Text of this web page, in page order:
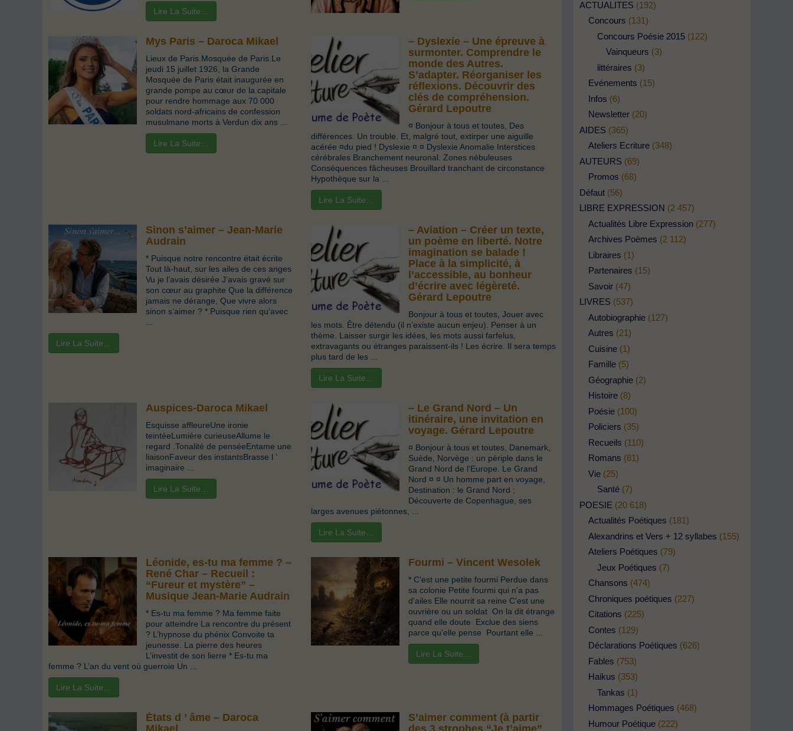
Lire La Suite…
Mys Paris – Daroca Mikael
Lieux de Paris.Mosquée de Paris.Le
jeudi 15 juillet 1926, la Grande
Mosquée de Paris était inaugurée en
grande pompe au cœur de la capitale
pour rendre hommage aux 70 000
soldats nord-africains de confession
musulmane morts à Verdun dix ans ...
Lire La Suite…
– Dyslexie – Une épreuve à
surmonter. Comprendre le
monde des Autres.
S’adapter. Réorganiser les
réflexions. Découvrir des
clés de compréhension.
Gérard Lepoutre
¤ Bonjour à tous et toutes, Des
différences. Un trouble. Et, malgré tout, extirper une aiguille
acérée ¤du pied ! Dyslexie ¤ ¤ Dyslexie Anomalie Interstices
cérébrales Branchement neuronal. Zones nébuleuses
Conséquences fâcheuses Brouillard tranchant de circonstance
Hypothèque sur la ...
Lire La Suite…
Sinon s’aimer – Jean-Marie
Audrain
* Puisque notre rencontre était écrite
Tout là-haut, sur les ailes de ces anges
Vu je l’avais désirée J’avais gravé sur
son cœur au graphite Que la différence
jamais ne dérange, Que vivre alors
sinon s’aimer ? * Puisque rien qu’avec
...
Lire La Suite…
– Aviation – Créer un texte,
un poème en liberté. Notre
imagination se balade !
Place à la simplicité, à
l’accessible, au bonheur
d’écrire avec légèreté.
Gérard Lepoutre
Bonjour à tous et toutes, Jouer avec
les mots. Être détendu (il n’existe aucun enjeu). Penser à un
thème. Laisser surgir les idées, les mots aussi farfelus,
extravagants ou étranges paraissent-ils ! Les écrire. Il sera temps
plus tard de les ...
Lire La Suite…
Auspices-Daroca Mikael
Esquisse affleureUne ironie
teintéeLumière curieuseAllume le
regard .Tonalité de penséeEntame une
liaisonFaveur des instantsBrasse l ’
imaginaire ...
Lire La Suite…
– Le Grand Nord – Un
itinéraire, une invitation en
voyage. Gérard Lepoutre
¤ Bonjour à tous et toutes, Danemark,
Suède, Norvège : un périple dans le
Grand Nord de l'Europe. Le Grand
Nord ¤ ¤ Un homme part en voyage,
Destination : le Grand Nord ;
Découverte de Copenhague, ses
larges avenues piétonnes, ...
Lire La Suite…
Léonide, es-tu ma femme ? –
René Char – Recueil :
“Fureur et mystère” –
Musique Jean-Marie Audrain
* Es-tu ma femme ? Ma femme faite
pour atteindre La rencontre du présent
? L’hypnose du phénix Convoite ta
jeunesse. La pierre des heures
L’investit de son lierre * Es-tu ma
femme ? L’an du vent où guerroie Un ...
Lire La Suite…
Fourmi – Vincent Wesolek
* C'est une petite fourmi Perdue dans
sa colonie Petite fourmi qui n'a pas
d'ailes Elle nourrit sa reine C'est une
ouvrière ou un soldat On la dit étrange
quand elle doute Exclue des siens
parce qu'elle pense Pourtant elle ...
Lire La Suite…
États d ’ âme – Daroca
S’aimer comment (à partir
ACTUALITES (192)
Concours (131)
Concours Poésie 2015 (122)
Vainqueurs (3)
littéraires (3)
Evénements (15)
Infos (6)
Newsletter (20)
AIDES (365)
Ateliers Ecriture (348)
AUTEURS (69)
Promos (68)
Défaut (56)
LIBRE EXPRESSION (2 457)
Actualités Libre Expression (277)
Archives Poèmes (2 112)
Libraires (1)
Partenaires (15)
Savoir (47)
LIVRES (537)
Autobiographie (127)
Autres (21)
Cuisine (1)
Famille (5)
Géographie (2)
Histoire (8)
Poésie (100)
Policiers (35)
Recueils (110)
Romans (81)
Vie (25)
Santé (7)
POESIE (20 618)
Actualités Poétiques (181)
Alexandrins et Vers + 12 syllabes (155)
Ateliers Poétiques (79)
Jeux Poétiques (7)
Chansons (474)
Chroniques poétiques (227)
Citations (225)
Contes (129)
Déclarations Poétiques (626)
Fables (753)
Haikus (353)
Tankas (1)
Hommages Poétiques (468)
Humour Poétique (222)